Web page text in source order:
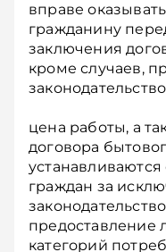
вправе
гражданину
заключения
кроме случаев,
цена работы, а
договора
граждан за
предоставление
категорий